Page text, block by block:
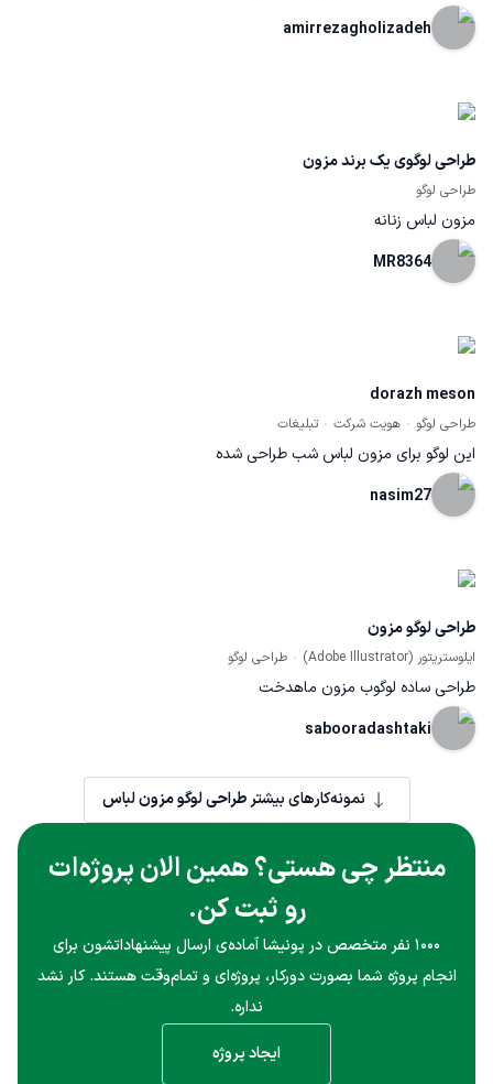
amirrezagholizadeh
طراحی لوگوی یک برند مزون
طراحی لوگو
مزون لباس زنانه
MR8364
dorazh meson
طراحی لوگو هویت شرکت تبلیغات
این لوگو برای مزون لباس شب طراحی شده
nasim27
طراحی لوگو مزون
ایلوستریتور (Adobe Illustrator) طراحی لوگو
طراحی ساده لوگوب مزون ماهدخت
sabooradashtaki
نمونه‌کارهای بیشتر طراحی لوگو مزون لباس
منتظر چی هستی؟ همین الان پروژه‌ات
رو ثبت کن.
۱۰۰۰ نفر متخصص در پونیشا آماده‌ی ارسال پیشنهاداتشون برای
انجام پروژه شما بصورت دورکار، پروژه‌ای و تمام‌وقت هستند. کار نشد
نداره.
ایجاد پروژه